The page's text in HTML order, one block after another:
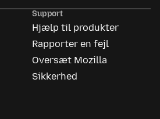
Support
Hjælp til produkter
Rapporter en fejl
Oversæt Mozilla
Sikkerhed